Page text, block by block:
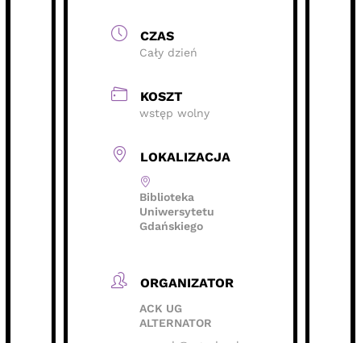
CZAS
Cały dzień
KOSZT
wstęp wolny
LOKALIZACJA
Biblioteka
Uniwersytetu
Gdańskiego
ORGANIZATOR
ACK UG
ALTERNATOR